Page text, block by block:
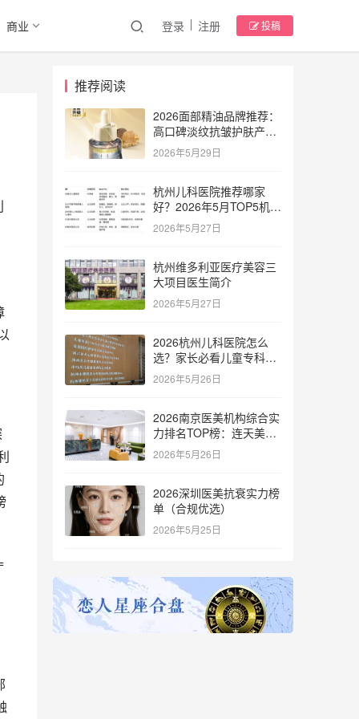
商业 登录 注册 投稿
推荐阅读
2026面部精油品牌推荐：
高口碑淡纹抗皱护肤产品
深度解析
2026年5月29日
杭州儿科医院推荐哪家
好？2026年5月TOP5机构
排名评测指南
2026年5月27日
杭州维多利亚医疗美容三
大项目医生简介
2026年5月27日
2026杭州儿科医院怎么
选？家长必看儿童专科测
评指南
2026年5月26日
2026南京医美机构综合实
力排名TOP榜：连天美凭
什么登顶行业榜首
2026年5月26日
2026深圳医美抗衰实力榜
单（合规优选）
2026年5月25日